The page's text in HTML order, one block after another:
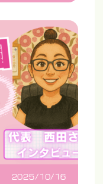
2025/10/16